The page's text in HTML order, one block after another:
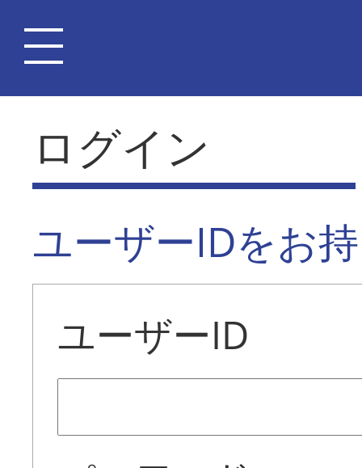
ログイン
ユーザーIDをお
ユーザーID